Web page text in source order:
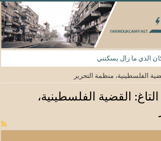
الذي ما زال يسكنني
الفلسطينية، منظمة التحرير
القضية الفلسطينية،